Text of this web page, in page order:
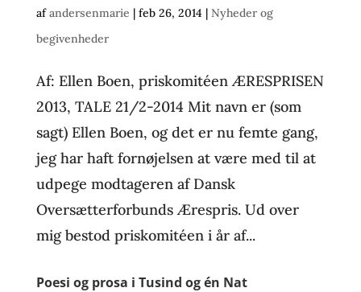
afandersenmarie | feb 26, 2014 | Nyheder og
begivenheder
Af: Ellen Boen, priskomitéen ÆRESPRISEN
2013, TALE 21/2-2014 Mit navn er (som
sagt) Ellen Boen, og det er nu femte gang,
jeg har haft fornøjelsen at være med til at
udpege modtageren af Dansk
Oversætterforbunds Ærespris. Ud over
mig bestod priskomitéen i år af...
Poesi og prosa i Tusind og én Nat